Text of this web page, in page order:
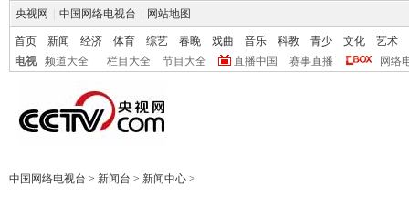
央视网 中国网络电视台 网站地图
首页 新闻 经济 体育 综艺 春晚 戏曲 音乐 科教 青少 文化
艺术
电视
频道大全 栏目大全 节目大全 直播中国 赛事直播 网络
中国网络电视台 > 新闻台 > 新闻中心 >